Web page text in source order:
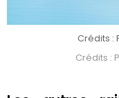
Crédits :
Crédits :